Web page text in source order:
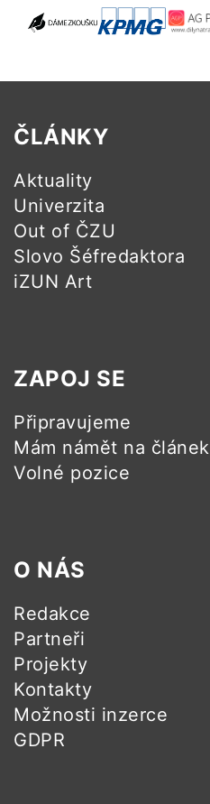
ČLÁNKY
Aktuality
Univerzita
Out of ČZU
Slovo Šéfredaktora
iZUN Art
ZAPOJ SE
Připravujeme
Mám námět na článek
Volné pozice
O NÁS
Redakce
Partneři
Projekty
Kontakty
Možnosti inzerce
GDPR